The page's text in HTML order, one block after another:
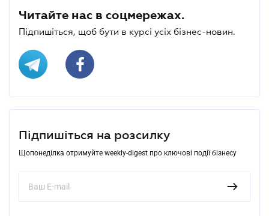
Читайте нас в соцмережах.
Підпишіться, щоб бути в курсі усіх бізнес-новин.
Підпишіться на розсилку
Щопонеділка отримуйте weekly-digest про ключові події бізнесу